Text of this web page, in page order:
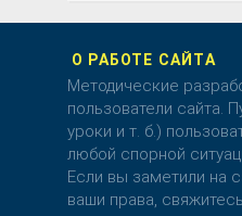
О РАБОТЕ САЙТА
Методические
пользователи сайта.
уроки и т. б.)
любой спорной
Если вы заметили на
ваши права,